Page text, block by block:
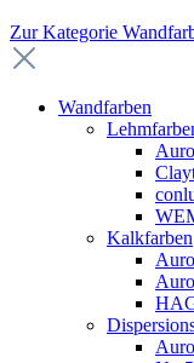
Zur Kategorie
Wandfarben
Kalkfarben